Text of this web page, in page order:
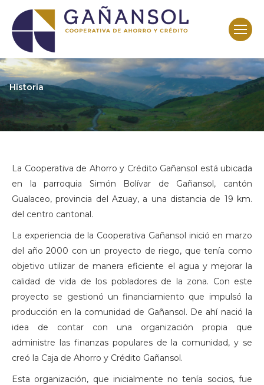
Historia
La Cooperativa de Ahorro y Crédito Gañansol está ubicada
en la parroquia Simón Bolívar de Gañansol, cantón
Gualaceo, provincia del Azuay, a una distancia de 19 km.
del centro cantonal.
La experiencia de la Cooperativa Gañansol inició en marzo
del año 2000 con un proyecto de riego, que tenía como
objetivo utilizar de manera eficiente el agua y mejorar la
calidad de vida de los pobladores de la zona. Con este
proyecto se gestionó un financiamiento que impulsó la
producción en la comunidad de Gañansol. De ahí nació la
idea de contar con una organización propia que
administre las finanzas populares de la comunidad, y se
creó la Caja de Ahorro y Crédito Gañansol.
Esta organización, que inicialmente no tenía socios, fue